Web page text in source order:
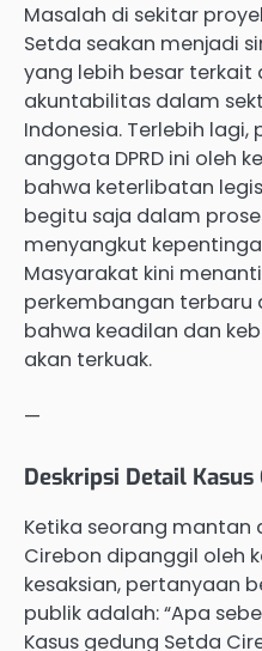
Masalah di sekitar
Setda seakan menjadi
yang lebih besar
akuntabilitas dalam
Indonesia. Terlebih
anggota DPRD ini oleh
bahwa keterlibatan
begitu saja dalam
menyangkut
Masyarakat kini
perkembangan terbaru
bahwa keadilan dan
akan terkuak.
—
Deskripsi Detail Kasus
Ketika seorang mantan
Cirebon dipanggil oleh
kesaksian, pertanyaan
publik adalah: “Apa
Kasus gedung Setda